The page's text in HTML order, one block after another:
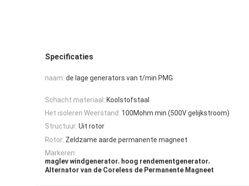
Specificaties
naam: de lage generators van t/min PMG
Schacht materiaal: Koolstofstaal
Het isoleren Weerstand: 100Mohm min (500V gelijkstroom)
Structuur: Uit rotor
Rotor: Zeldzame aarde permanente magneet
Markeren:
maglev windgenerator, hoog rendementgenerator,
Alternator van de Coreless de Permanente Magneet